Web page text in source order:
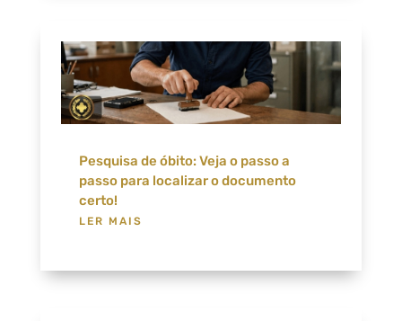
Pesquisa de óbito: Veja o passo a
passo para localizar o documento
certo!
LER MAIS